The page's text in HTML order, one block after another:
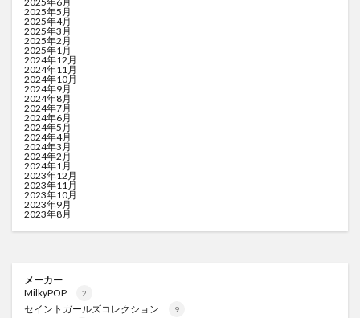
2025年5月
2025年4月
2025年3月
2025年2月
2025年1月
2024年12月
2024年11月
2024年10月
2024年9月
2024年8月
2024年7月
2024年6月
2024年5月
2024年4月
2024年3月
2024年2月
2024年1月
2023年12月
2023年11月
2023年10月
2023年9月
2023年8月
メーカー
MilkyPOP
2
セイントガールズコレクション 9